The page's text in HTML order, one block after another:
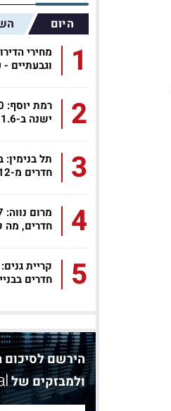
היום
1
מחירי
וגבעתיים
2
ישנה ב-1.6 מיליון
3
תל בנימין:
חדרים מ-4.12 ל-3.6 מיליון
4
חדרים, מה
5
חדרים בבניין
הירשם לסיכום
ולמבזקים של